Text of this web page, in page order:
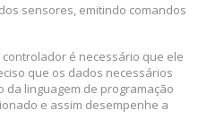
sensores, emitindo comandos
é necessário que ele
que os dados necessários
da linguagem de programação
e assim desempenhe a